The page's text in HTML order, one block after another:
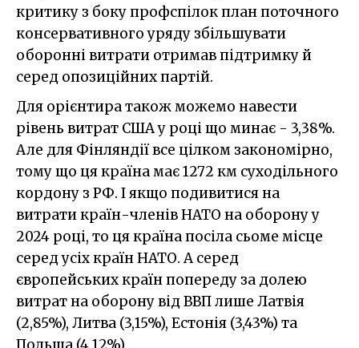
критику з боку профспілок план поточного
консервативного уряду збільшувати
оборонні витрати отримав підтримку й
серед опозиційних партій.
Для орієнтира також можемо навести
рівень витрат США у році що минає - 3,38%.
Але для Фінляндії все цілком закономірно,
тому що ця країна має 1272 км суходільного
кордону з РФ. І якщо подивитися на
витрати країн-членів НАТО на оборону у
2024 році, то ця країна посіла сьоме місце
серед усіх країн НАТО. А серед
європейських країн попереду за долею
витрат на оборону від ВВП лише Латвія
(2,85%), Литва (3,15%), Естонія (3,43%) та